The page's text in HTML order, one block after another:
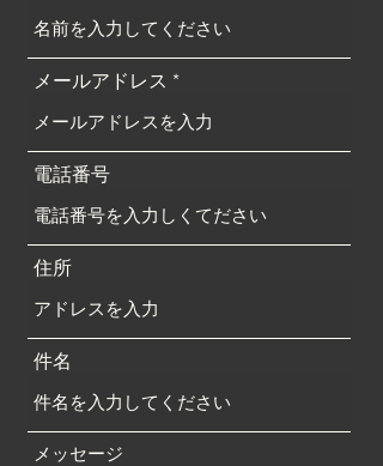
メールアドレス
電話番号
住所
件名
メッセージ